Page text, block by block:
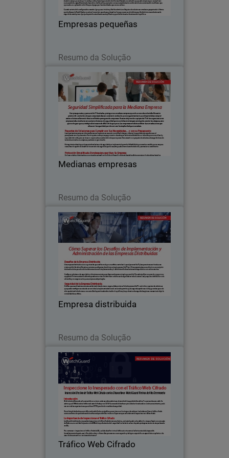
Empresas pequeñas
Resumo da Solução
Thumbnail
Medianas empresas
Resumo da Solução
Medianas empresas
Body
Con presupuestos y personal de TI
limitados, proteger a su mediana
empresa puede ser una dura batalla.
Thumbnail
Empresa distribuida
Resumo da Solução
Empresa distribuida
Cómo Superar los Desafíos de
Implementación y Administración de las
Empresas Distribuidas
Thumbnail
Tráfico Web Cifrado
Tráfico Web Cifrado
Body
Inspeccione lo Inesperado con el Tráfico
Web Cifrado